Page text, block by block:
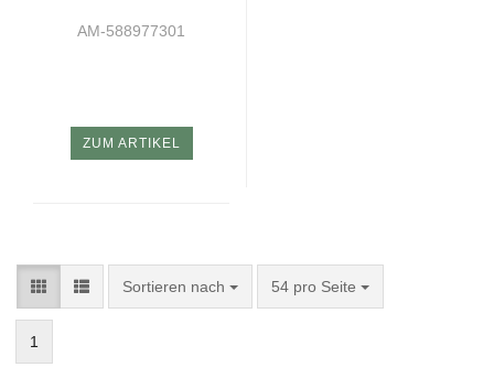
AM-588977301
ZUM ARTIKEL
Sortieren nach 54 pro Seite
1